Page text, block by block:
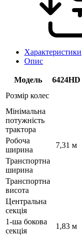
Характеристики
Опис
Модель 6424HD
Розмір колес
Мінімальна
потужність
трактора
Робоча
ширина
7,31 м
Транспортна
ширина
Транспортна
висота
Центральна
секція
1-ша бокова
секція
1,83 м